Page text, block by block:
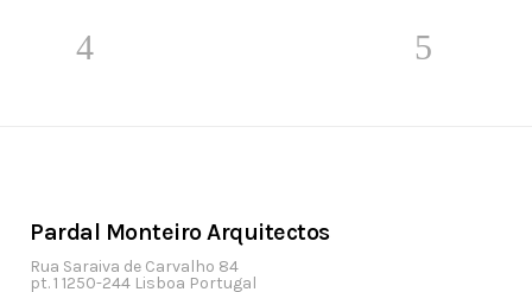
Pardal Monteiro Arquitectos
Rua Saraiva de Carvalho 84
pt. 1 1250-244 Lisboa Portugal